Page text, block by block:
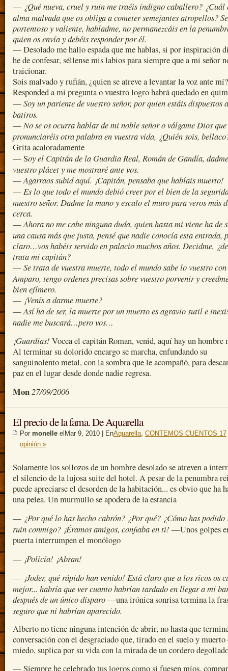
— ¿Qué nueva, cruel y ruin me traéis indigno caballero? ¿Cuál
alma malvada que os obliga a cometer semejantes atropellos?
portentoso y valiente, habladme, no permanezcáis en la
quien os envía y debéis responder por él.
— Desolado me hallo espada que me hablas, si por inspiración
he de confesar, séllense mis labios para siempre que a mi señor
traicionar.
Sois malvado y rufián, ¿quien se atreve a levantar la voz ante mí?
Responded a mi pregunta o vuestro logro habrá quedado en
—Soy un pariente de vuestro señor, por quien estáis dispuestos a
batiros.
— No se os ocurra hablar de mi noble señor o válgame Dios
pronunciaréis otra palabra en vuestra vida, ¿Quién sois,
Grita acaloradamente
— Soy el Capitán de la Guardia Real, Román de Gandía, dadme
vuestro plácet y me mostraré ante vos.
—Agarraos subid aquí. ¡Capitán, pensaba que habíais muerto!
— Es lo que todo el mundo debió creer por el bien de la
nuestro señor. Dadme la mano y escalo el muro para veros más
cerca.
—Ahora no me cabe ninguna duda, quien hasta mi viene ha de
una causa más que justa, pensé que nadie conocía esta entrada,
claro…vos habéis servido en palacio muchos años. Decidme,
trata mi capitán?
—Se trata de vuestra muerte, todo el mundo sabe lo vuestro
Amparo, tengo ordenes precisas sobre vuestro porvenir y
bien efímero.
— ¡Venís a darme muerte?
—Así ha de ser, la muerte por un muerto es agravio sutil e
nadie me buscará…pero vos…
¡Guardias! Vocea el capitán Roman, venid, aquí hay un hombre
Al terminar su dolorido encargo se marcha, enfundando su
sanguinolento metal, con la sombra que le acompañó, para
paz en el lugar desde donde nadie regresa.
Mon 27/09/2006
El precio de la fama. De Aquarella
Por monelle elMar 9, 2010 | EnAquarella, CONTEMOS CUENTOS 17
opinión »
Solamente los sollozos de un hombre desolado se atreven a
el silencio de la lujosa suite del hotel. A pesar de la penumbra
puede apreciarse el desorden de la habitación... es obvio que ha
una pelea. Un murmullo se apodera de la estancia
— ¿Por qué lo has hecho cabrón? ¿Por qué? ¿Cómo has podido
ruin conmigo? ¡Éramos amigos, confiaba en ti! —Unos golpes
puerta interrumpen el monólogo
— ¡Policía! ¡Abran!
— ¡Joder, qué rápido han venido! Está claro que a los ricos os
mejor... habría que ver cuanto habrían tardado en llegar a mi
después de un único disparo—una irónica sonrisa termina la
seguro que ni habrían aparecido.
Alberto no tiene ninguna intención de abrir, no hasta que
conversación con el desgraciado que, tirado en el suelo y muerto
miedo, suplica por su vida con la mirada de un cordero
— Siempre he celebrado tus logros como si fuesen míos,